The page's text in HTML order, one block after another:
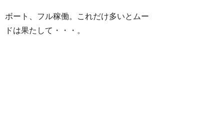
ボート、フル稼働。これだけ多いとムー
ドは果たして・・・。